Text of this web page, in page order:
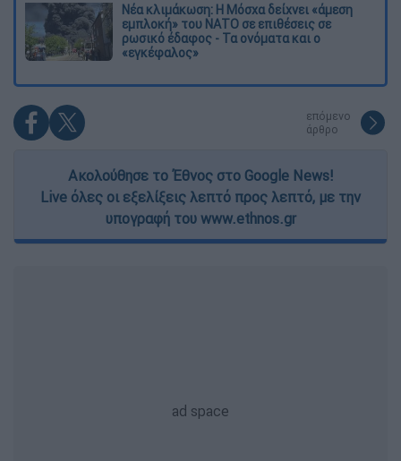
Νέα κλιμάκωση: Η Μόσχα δείχνει «άμεση
εμπλοκή» του ΝΑΤΟ σε επιθέσεις σε
ρωσικό έδαφος - Τα ονόματα και ο
«εγκέφαλος»
επόμενο
άρθρο
Ακολούθησε το Έθνος στο Google News!
Live όλες οι εξελίξεις λεπτό προς λεπτό, με την
υπογραφή του www.ethnos.gr